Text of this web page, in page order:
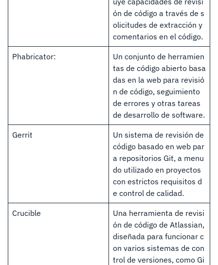
ón de código a través de s
olicitudes de extracción y
comentarios en el código.
Phabricator:
Un conjunto de herramien
tas de código abierto basa
das en la web para revisió
n de código, seguimiento
de errores y otras tareas
de desarrollo de software.
Gerrit
Un sistema de revisión de
código basado en web par
a repositorios Git, a menu
do utilizado en proyectos
con estrictos requisitos d
e control de calidad.
Crucible
Una herramienta de revisi
ón de código de Atlassian,
diseñada para funcionar c
on varios sistemas de con
trol de versiones, como Gi